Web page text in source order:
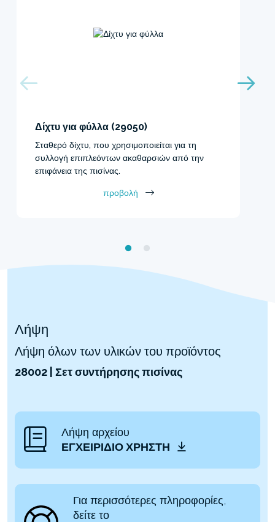
Δίχτυ για φύλλα (29050)
Σταθερό δίχτυ, που χρησιμοποιείται για τη
συλλογή επιπλεόντων ακαθαρσιών από την
επιφάνεια της πισίνας.
προβολή
Λήψη
Λήψη όλων των υλικών του προϊόντος
28002 | Σετ συντήρησης πισίνας
Λήψη αρχείου
ΕΓΧΕΙΡΊΔΙΟ ΧΡΉΣΤΗ
Για περισσότερες πληροφορίες,
δείτε το